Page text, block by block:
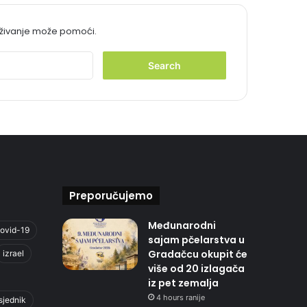
može pomoći.
r
19
izrael
Preporučujemo
Međunarodni
sajam pčelarstva u
Gradačcu okupit će
više od 20 izlagača
iz pet zemalja
4 hours ranije